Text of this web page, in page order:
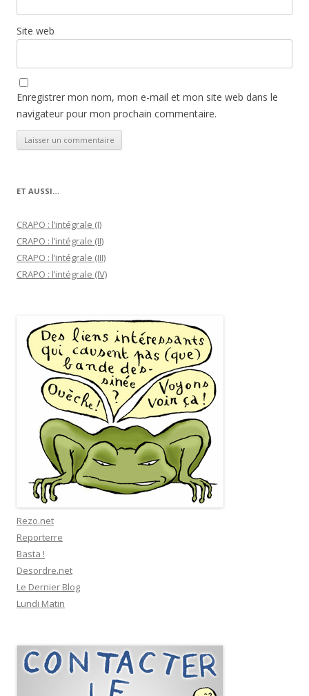
Site web
Enregistrer mon nom, mon e-mail et mon site web dans le
navigateur pour mon prochain commentaire.
ET AUSSI…
CRAPO : l’intégrale (I)
CRAPO : l’intégrale (II)
CRAPO : l’intégrale (III)
CRAPO : l’intégrale (IV)
Rezo.net
Reporterre
Basta !
Desordre.net
Le Dernier Blog
Lundi Matin